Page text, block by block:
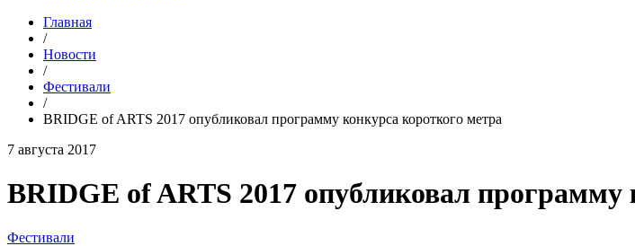
Главная
/
Новости
/
Фестивали
/
BRIDGE of ARTS 2017 опубликовал программу конкурса короткого метра
7 августа 2017
BRIDGE of ARTS 2017 опубликовал программу
Фестивали